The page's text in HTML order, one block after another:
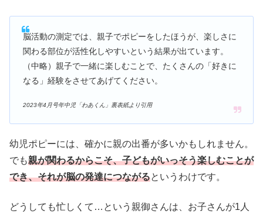
脳活動の測定では、親子でポピーをしたほうが、楽しさに
関わる部位が活性化しやすいという結果が出ています。
（中略） 親子で一緒に楽しむことで、たくさんの「好きに
なる」経験をさせてあげてください。
2023年4月号年中児「わあくん」裏表紙より引用
幼児ポピーには、確かに親の出番が多いかもしれません。
でも親が関わるからこそ、子どもがいっそう楽しむことが
でき、それが脳の発達につながるというわけです。
どうしても忙しくて…という親御さんは、お子さんが1人